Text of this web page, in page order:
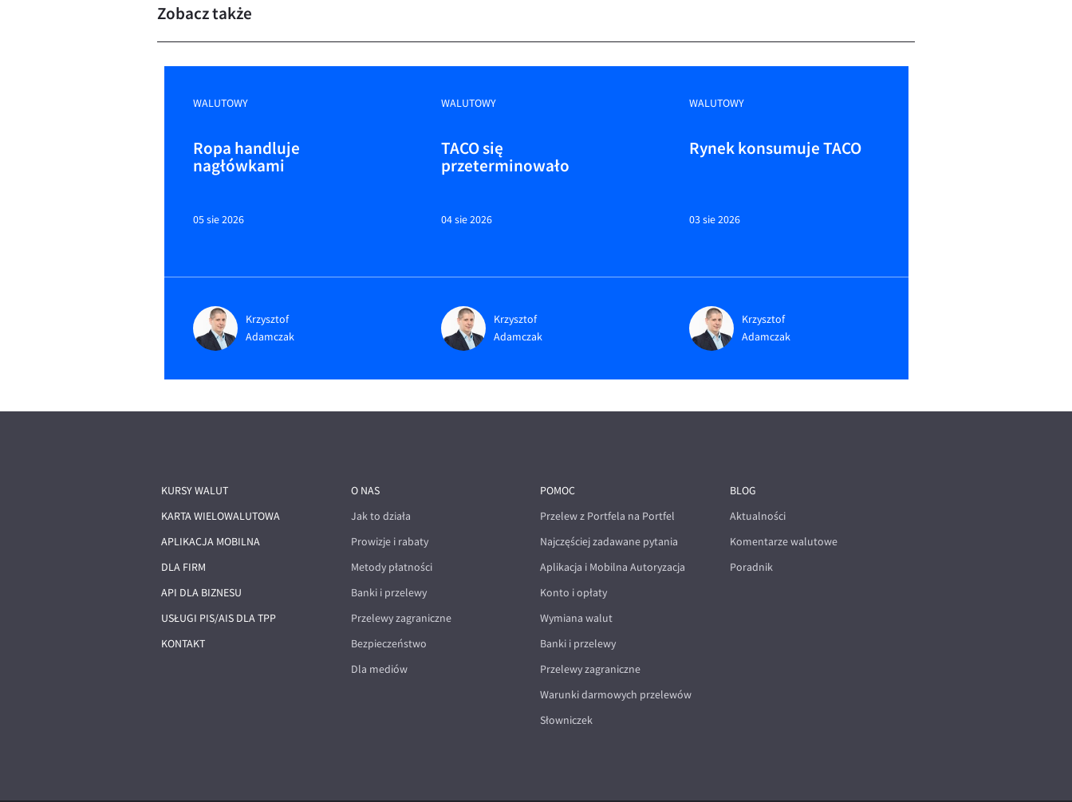
Zobacz także
WALUTOWY
Ropa handluje
nagłówkami
05 sie 2026
Krzysztof
Adamczak
WALUTOWY
TACO się
przeterminowało
04 sie 2026
Krzysztof
Adamczak
WALUTOWY
Rynek konsumuje TACO
03 sie 2026
Krzysztof
Adamczak
KURSY WALUT
KARTA WIELOWALUTOWA
APLIKACJA MOBILNA
DLA FIRM
API DLA BIZNESU
USŁUGI PIS/AIS DLA TPP
KONTAKT
O NAS
Jak to działa
Prowizje i rabaty
Metody płatności
Banki i przelewy
Przelewy zagraniczne
Bezpieczeństwo
Dla mediów
POMOC
Przelew z Portfela na Portfel
Najczęściej zadawane pytania
Aplikacja i Mobilna Autoryzacja
Konto i opłaty
Wymiana walut
Banki i przelewy
Przelewy zagraniczne
Warunki darmowych przelewów
Słowniczek
BLOG
Aktualności
Komentarze walutowe
Poradnik